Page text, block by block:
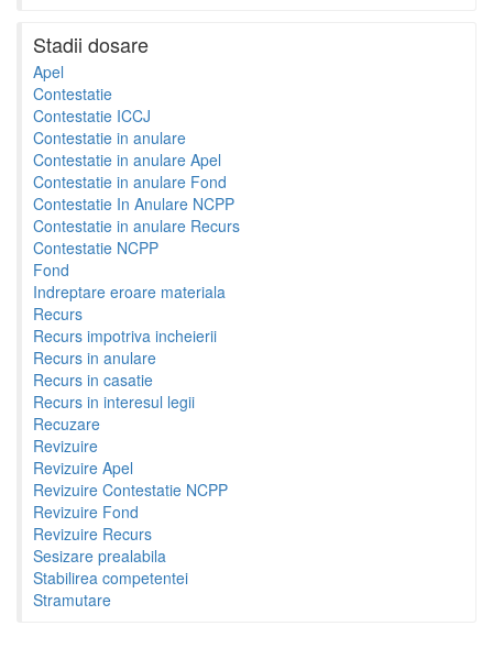
Stadii dosare
Apel
Contestatie
Contestatie ICCJ
Contestatie in anulare
Contestatie in anulare Apel
Contestatie in anulare Fond
Contestatie In Anulare NCPP
Contestatie in anulare Recurs
Contestatie NCPP
Fond
Indreptare eroare materiala
Recurs
Recurs impotriva incheierii
Recurs in anulare
Recurs in casatie
Recurs in interesul legii
Recuzare
Revizuire
Revizuire Apel
Revizuire Contestatie NCPP
Revizuire Fond
Revizuire Recurs
Sesizare prealabila
Stabilirea competentei
Stramutare